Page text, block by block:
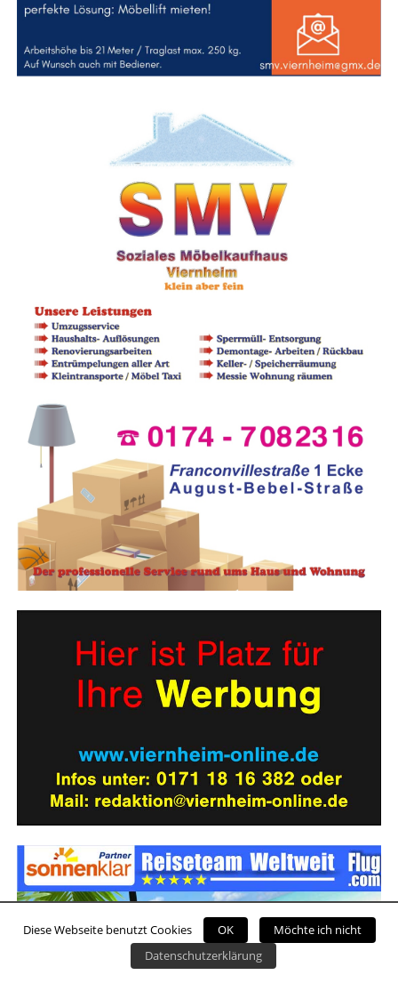
Diese Webseite benutzt Cookies OK
Möchte ich nicht
Datenschutzerklärung